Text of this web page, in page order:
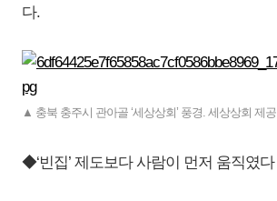
다.
▲ 충북 충주시 관아골 ‘세상상회’ 풍경. 세상상회 제공
◆‘빈집’ 제도보다 사람이 먼저 움직였다